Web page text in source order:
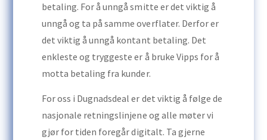
betaling. For å unngå smitte er det viktig å
unngå og ta på samme overflater. Derfor er
det viktig å unngå kontant betaling. Det
enkleste og tryggeste er å bruke Vipps for å
motta betaling fra kunder.
For oss i Dugnadsdeal er det viktig å følge de
nasjonale retningslinjene og alle møter vi
gjør for tiden foregår digitalt. Ta gjerne